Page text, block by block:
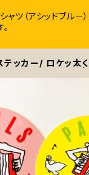
ツ（アシッドブルー
ッカー/ ロケッ太く